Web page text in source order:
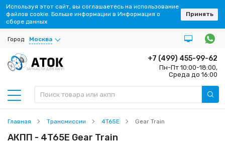
Город Москва
ЗАПЧАСТИ ДЛЯ АКПП
+7 (499) 455-99-62
Пн-Пт 10:00-18:00,
Среда до 16:00
Главная Трансмиссии 4T65E Gear Train
АКПП - 4T65E Gear Train
Используя этот сайт, вы соглашаетесь на использование
файлов cookie. Больше информации в Информация о
сборе данных
Принять